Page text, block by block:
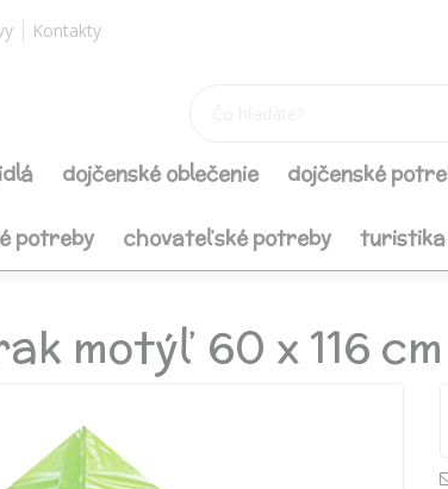
Kontakty
dojčenské oblečenie dojčenské
potreby chovateľské potreby
motýľ 60 x 116